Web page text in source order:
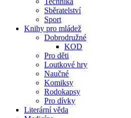
Sběratelství
Sport
Knihy pro mládež
Dobrodružné
KOD
Pro děti
Loutkové hry
Naučné
Komiksy
Rodokapsy
Pro dívky
Literární věda